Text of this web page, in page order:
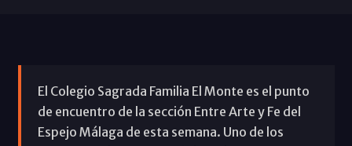
El Colegio Sagrada Familia El Monte es el punto
de encuentro de la sección Entre Arte y Fe del
Espejo Málaga de esta semana. Uno de los